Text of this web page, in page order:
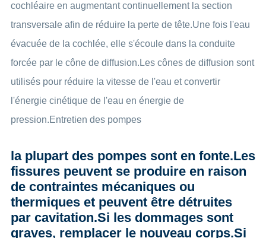
cochléaire en augmentant continuellement la section
transversale afin de réduire la perte de tête.Une fois l'eau
évacuée de la cochlée, elle s'écoule dans la conduite
forcée par le cône de diffusion.Les cônes de diffusion sont
utilisés pour réduire la vitesse de l'eau et convertir
l'énergie cinétique de l'eau en énergie de
pression.Entretien des pompes
la plupart des pompes sont en fonte.Les
fissures peuvent se produire en raison
de contraintes mécaniques ou
thermiques et peuvent être détruites
par cavitation.Si les dommages sont
graves, remplacer le nouveau corps.Si